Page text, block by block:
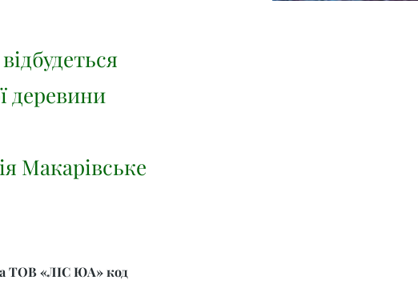
деревини
Макарівське
ТОВ «ЛІС ЮА» код